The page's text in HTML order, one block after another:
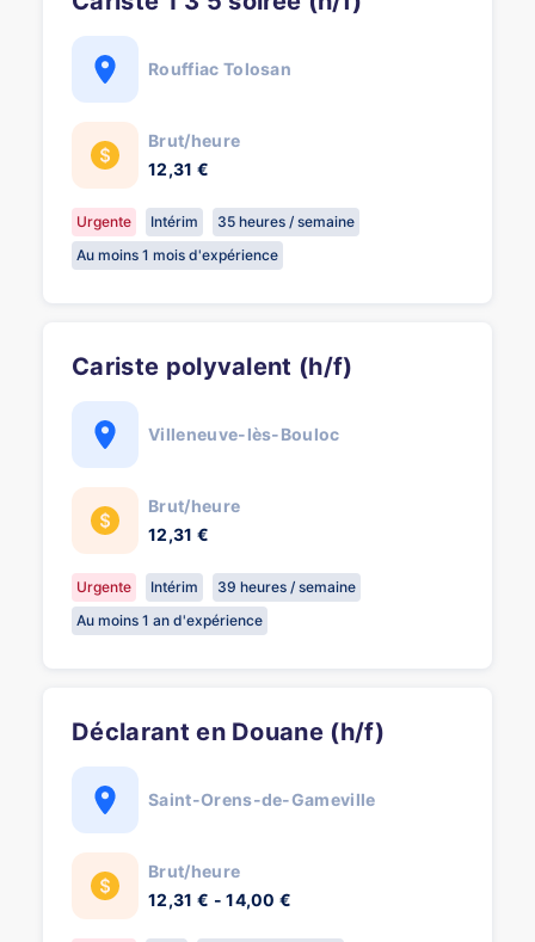
Rouffiac Tolosan
Brut/heure
12,31 €
Urgente Intérim
35 heures / semaine
Au moins 1 mois d'expérience
Cariste polyvalent (h/f)
Villeneuve-lès-Bouloc
Brut/heure
12,31 €
Urgente Intérim
39 heures / semaine
Au moins 1 an d'expérience
Déclarant en Douane (h/f)
Saint-Orens-de-Gameville
Brut/heure
12,31 € - 14,00 €